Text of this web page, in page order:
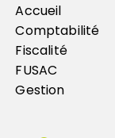
Accueil
Comptabilité
Fiscalité
FUSAC
Gestion